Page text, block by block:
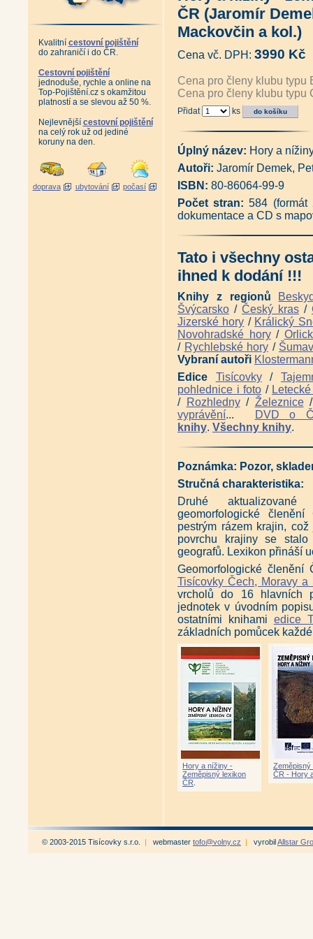
Kvalitní cestovní pojištění
do zahraničí i do ČR.
Cestovní pojištění
jednoduše, rychle a online na
Top-Pojištění.cz s okamžitou
platností a se slevou až 50 %.
Nejlevnější cestovní pojištění
na celý rok už od jediné
koruny na den.
doprava ubytování počasí
Edice Pověsti a pohádky|Edice
Autor Miloslav Nevrlý
ČR (Jaromír
Mackovčin a kol.)
Cena vč. DPH: 3990 Kč
Cena pro členy klubu typu
Cena pro členy klubu typu
Přidat ks
Úplný název: Hory a
Autoři: Jaromír Demek,
ISBN: 80-86064-99-9
Počet stran:584 (formát
dokumentace a CD s
Tato i všechny
ihned k dodání !!!
Knihy z regionů
Švýcarsko / Český kras /
Jizerské hory / Králický
Novohradské hory/
/ Rychlebské hory /
Vybraní autoři
Edice Tisícovky/
pohlednice i foto /
/ Rozhledny/ Železnice
vyprávění...
DVD o
knihy. Všechny knihy.
Poznámka: Pozor,
Stručná charakteristika:
Druhé
geomorfologické
pestrým rázem krajin,
povrchu krajiny se stalo
geografů. Lexikon přináší
Geomorfologické
Tisícovky Čech, Moravy a
vrcholů do 16 hlavních
jednotek v úvodním
ostatními knihami edice
základních pomůcek
Hory a nížiny -
Zeměpisný lexikon
ČR
Zeměpisný
ČR - Hory
© 2003-2015 Tisícovky s.r.o. | webmaster tofo@volny.cz | vyrobilAllstar